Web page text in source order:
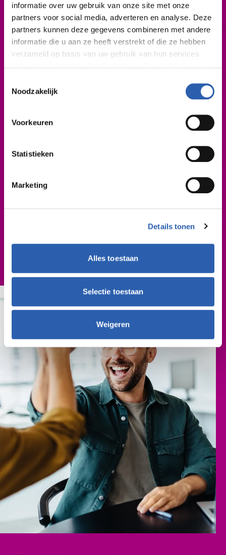
informatie over uw gebruik van onze site met onze
partners voor social media, adverteren en analyse. Deze
partners kunnen deze gegevens combineren met andere
informatie die u aan ze heeft verstrekt of die ze hebben
verzameld op basis van uw gebruik van hun services.
We werken samen met
die uw gegevens
Noodzakelijk
Voorkeuren
Statistieken
Marketing
Details tonen
Alles toestaan
Selectie toestaan
Weigeren
Duur
10 weken
Startdatum
Er zijn 4 instroommomenten: september, november,
februari en mei, maar in overleg kun je ook op
Lestijden
Leslocatie
Wethouder Beversstraat 165, Enschede
2026-2027
Cursusgeld
Aanvullende kosten